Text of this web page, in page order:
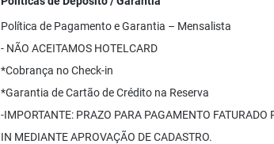
Política de Pagamento e Garantia – Mensalista
- NÃO ACEITAMOS HOTELCARD
*Cobrança no Check-in
*Garantia de Cartão de Crédito na Reserva
-IMPORTANTE: PRAZO PARA PAGAMENTO
IN MEDIANTE APROVAÇÃO DE CADASTRO.